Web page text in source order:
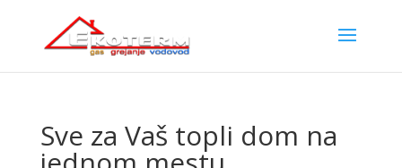
Sve za Vaš topli dom na